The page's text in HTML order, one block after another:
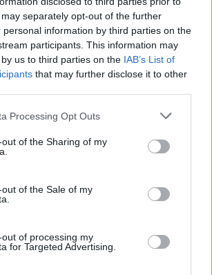
separately opt-out of the further
personal information by third parties on the
participants. This information may
us to third parties on the IAB’s List of
that may further disclose it to other
website/app uses one or more Google
visit or usage behaviour. You may click to
to Google and its third-party tags to
specified purposes in below Google
Processing Opt Outs
of the Sharing of my
of the Sale of my
of processing my
for Targeted Advertising.
εδώ
και τη
από 400
ευθύνη για την
Aramco στη